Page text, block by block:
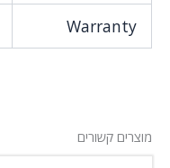
Warranty
מוצרים קשורים